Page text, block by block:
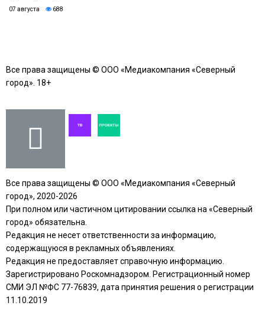
07 августа 688
Все права защищены © ООО «Медиакомпания «Северный
город». 18+
Все права защищены © ООО «Медиакомпания «Северный
город», 2020-2026
При полном или частичном цитировании ссылка на «Северный
город» обязательна.
Редакция не несет ответственности за информацию,
содержащуюся в рекламных объявлениях.
Редакция не предоставляет справочную информацию.
Зарегистрировано Роскомнадзором. Регистрационный номер
СМИ ЭЛ №ФС 77-76839, дата принятия решения о регистрации
11.10.2019